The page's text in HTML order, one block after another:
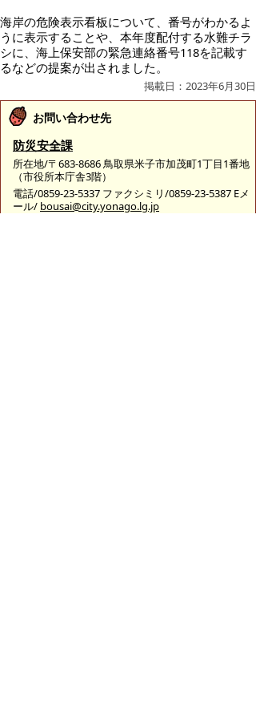
海岸の危険表示看板について、番号がわかるよ
うに表示することや、本年度配付する水難チラ
シに、海上保安部の緊急連絡番号118を記載す
るなどの提案が出されました。
掲載日：2023年6月30日
お問い合わせ先
防災安全課
所在地/〒683-8686 鳥取県米子市加茂町1丁目1番地
（市役所本庁舎3階）
電話/0859-23-5337 ファクシミリ/0859-23-5387 Eメ
ール/ bousai@city.yonago.lg.jp